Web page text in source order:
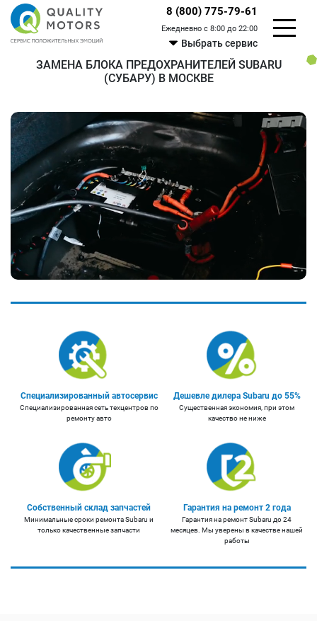
8 (800) 775-79-61
Ежедневно с 8:00 до 22:00
Выбрать сервис
ЗАМЕНА БЛОКА ПРЕДОХРАНИТЕЛЕЙ SUBARU
(СУБАРУ) В МОСКВЕ
Специализированный автосервис
Специализированная сеть техцентров по
ремонту авто
Дешевле дилера Subaru до 55%
Существенная экономия, при этом
качество не ниже
Собственный склад запчастей
Минимальные сроки ремонта Subaru и
только качественные запчасти
Гарантия на ремонт 2 года
Гарантия на ремонт Subaru до 24
месяцев. Мы уверены в качестве нашей
работы